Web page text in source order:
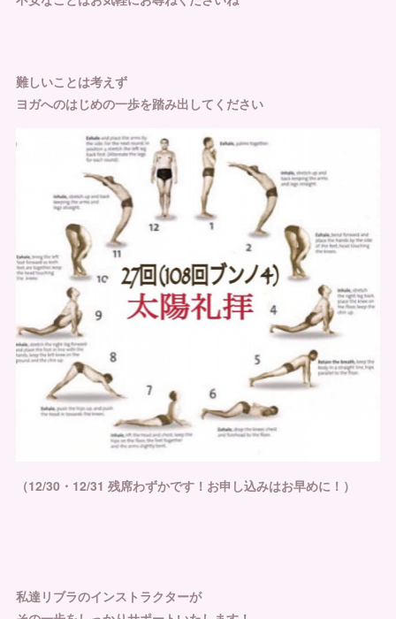
難しいことは考えず
ヨガへのはじめの一歩を踏み出してください
（12/30・12/31 残席わずかです！お申し込みはお早めに！）
私達リブラのインストラクターが